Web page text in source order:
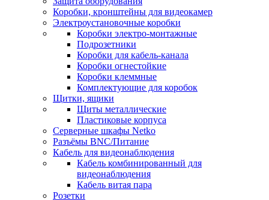
Коробки, кронштейны для видеокамер
Электроустановочные коробки
Коробки электро-монтажные
Подрозетники
Коробки для кабель-канала
Коробки огнестойкие
Коробки клеммные
Комплектующие для коробок
Щитки, ящики
Щиты металлические
Пластиковые корпуса
Серверные шкафы Netko
Разъёмы BNC/Питание
Кабель для видеонаблюдения
Кабель комбинированный для
видеонаблюдения
Кабель витая пара
Розетки